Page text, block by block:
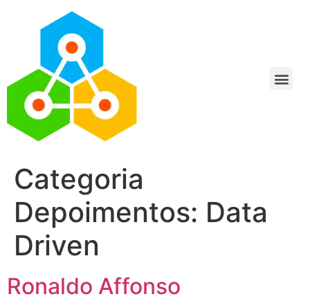
Categoria
Depoimentos: Data
Driven
Ronaldo Affonso